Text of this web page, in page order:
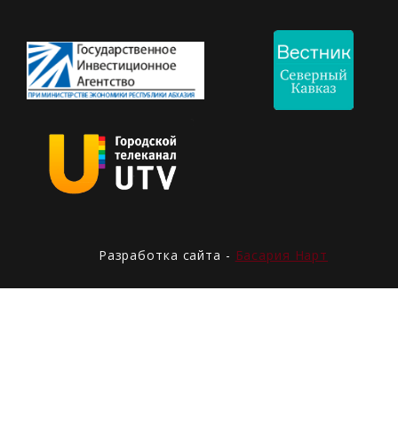
Разработка сайта - Басария Нарт